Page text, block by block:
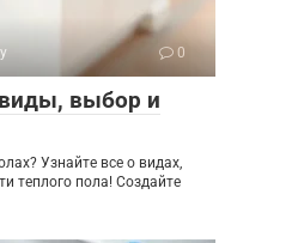
0
выбор и
Узнайте все о видах,
теплого пола! Создайте